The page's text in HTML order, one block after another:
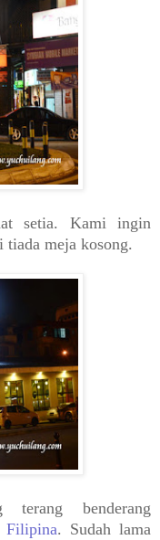
setia. Kami ingin
meja kosong.
benderang
Filipina. Sudah lama